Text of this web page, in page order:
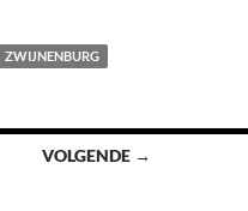
ZWIJNENBURG
VOLGENDE →